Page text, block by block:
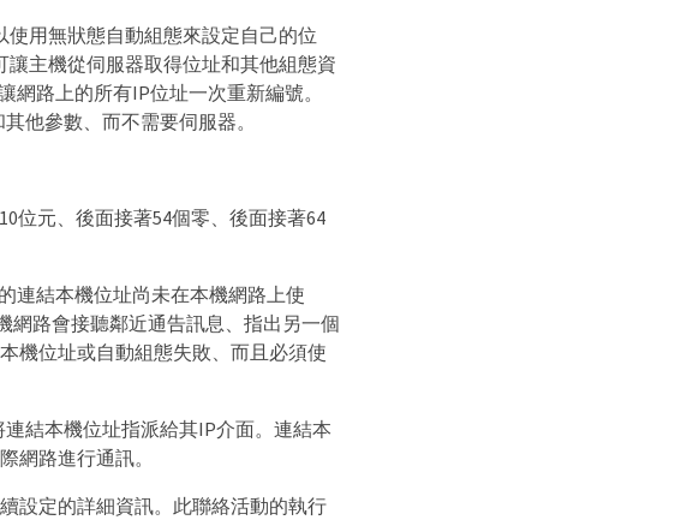
用無狀態自動組態來設定自己的位
主機從伺服器取得位址和其他組態資
路上的所有IP位址一次重新編號。
他參數、而不需要伺服器。
位元、後面接著54個零、後面接著64
連結本機位址尚未在本機網路上使
網路會接聽鄰近通告訊息、指出另一個
機位址或自動組態失敗、而且必須使
結本機位址指派給其IP介面。連結本
網路進行通訊。
設定的詳細資訊。此聯絡活動的執行